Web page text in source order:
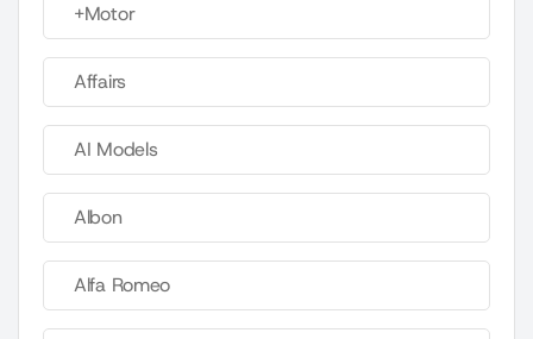
+Motor
Affairs
AI Models
Albon
Alfa Romeo